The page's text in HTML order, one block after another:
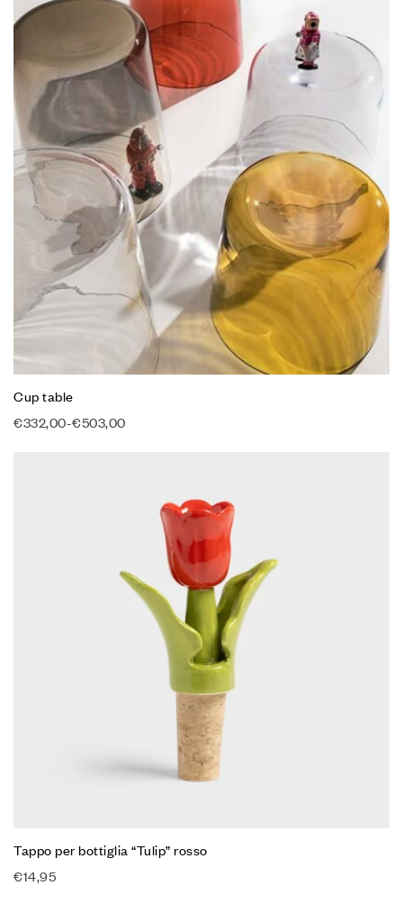
Cup table
€332,00-€503,00
Tappo per bottiglia “Tulip” rosso
€14,95